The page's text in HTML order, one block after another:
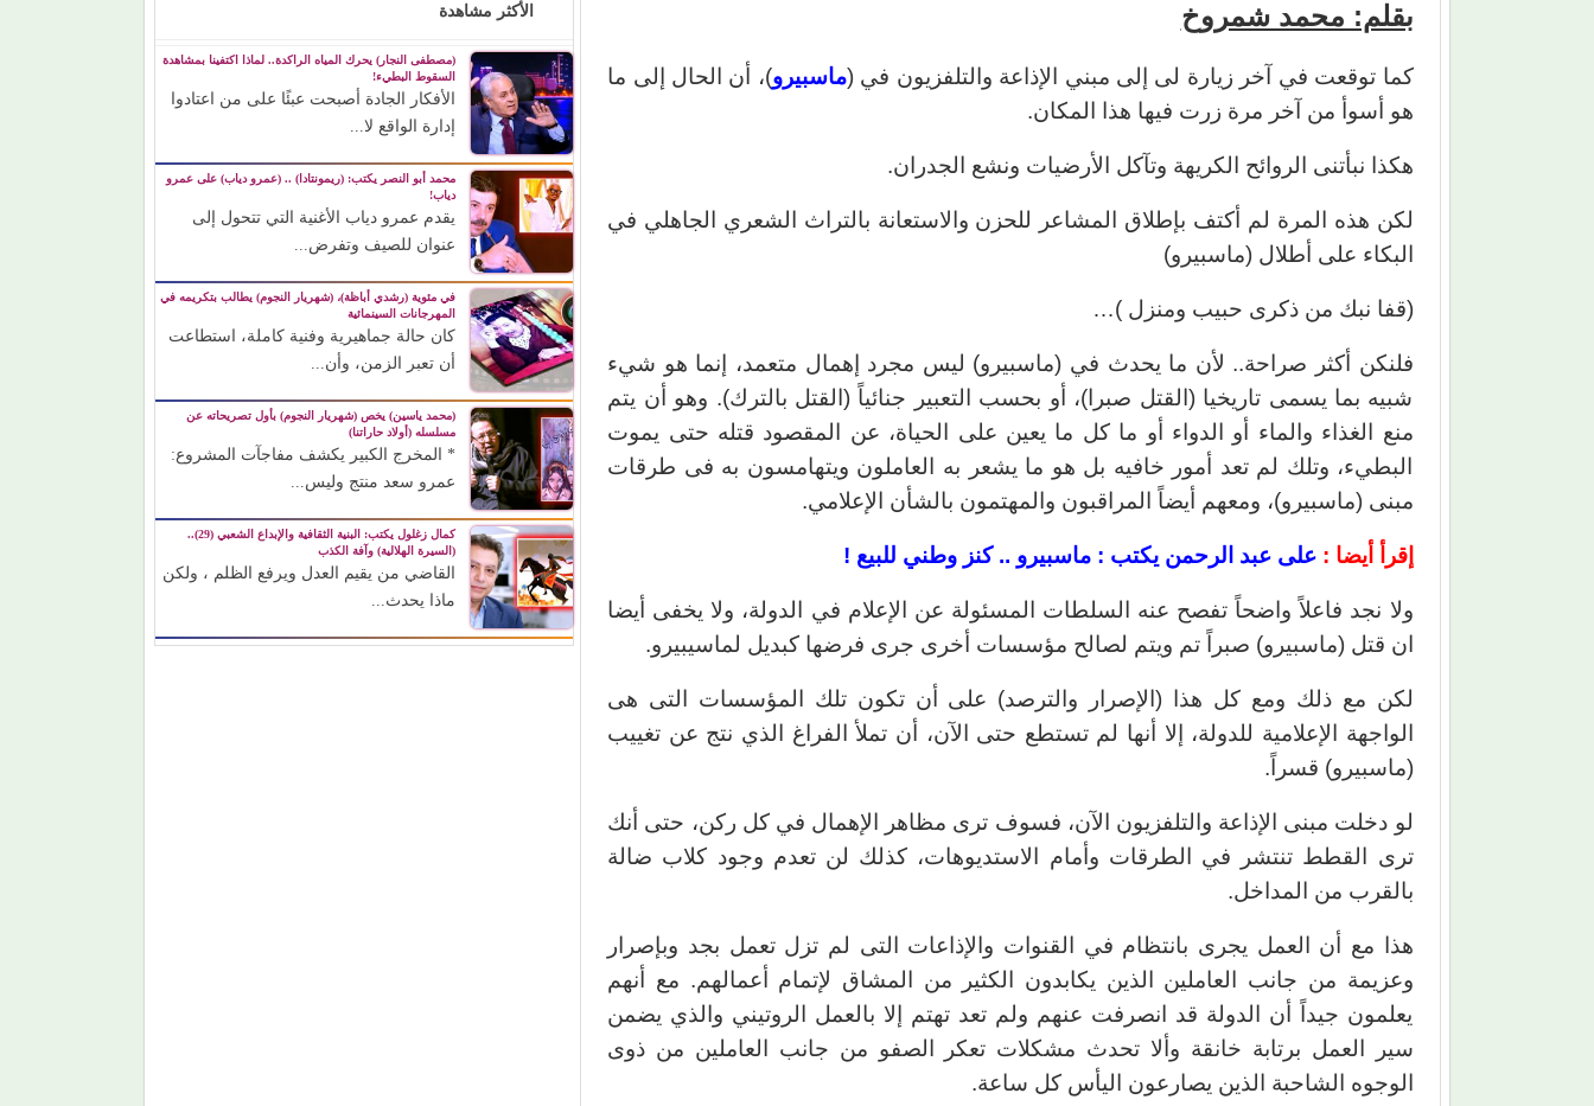
بقلم: محمد شمروخ
كما توقعت في آخر زيارة لى إلى مبني الإذاعة والتلفزيون في (ماسبيرو)، أن الحال إلى ما
هو أسوأ من آخر مرة زرت فيها هذا المكان.
هكذا نبأتنى الروائح الكريهة وتآكل الأرضيات ونشع الجدران.
لكن هذه المرة لم أكتف بإطلاق المشاعر للحزن والاستعانة بالتراث الشعري الجاهلي في
البكاء على أطلال (ماسبيرو)
(قفا نبك من ذكرى حبيب ومنزل )…
فلنكن أكثر صراحة.. لأن ما يحدث في (ماسبيرو) ليس مجرد إهمال متعمد، إنما هو شيء
شبيه بما يسمى تاريخيا (القتل صبرا)، أو بحسب التعبير جنائياً (القتل بالترك). وهو أن يتم
منع الغذاء والماء أو الدواء أو ما كل ما يعين على الحياة، عن المقصود قتله حتى يموت
البطيء، وتلك لم تعد أمور خافيه بل هو ما يشعر به العاملون ويتهامسون به فى طرقات
مبنى (ماسبيرو)، ومعهم أيضاً المراقبون والمهتمون بالشأن الإعلامي.
إقرأ أيضا :على عبد الرحمن يكتب : ماسبيرو .. كنز وطني للبيع !
ولا نجد فاعلاً واضحاً تفصح عنه السلطات المسئولة عن الإعلام في الدولة، ولا يخفى أيضا
ان قتل (ماسبيرو) صبراً تم ويتم لصالح مؤسسات أخرى جرى فرضها كبديل لماسيبيرو.
لكن مع ذلك ومع كل هذا (الإصرار والترصد) على أن تكون تلك المؤسسات التى هى
الواجهة الإعلامية للدولة، إلا أنها لم تستطع حتى الآن، أن تملأ الفراغ الذي نتج عن تغييب
(ماسبيرو) قسراً.
لو دخلت مبنى الإذاعة والتلفزيون الآن، فسوف ترى مظاهر الإهمال في كل ركن، حتى أنك
ترى القطط تنتشر في الطرقات وأمام الاستديوهات، كذلك لن تعدم وجود كلاب ضالة
بالقرب من المداخل.
هذا مع أن العمل يجرى بانتظام في القنوات والإذاعات التى لم تزل تعمل بجد وبإصرار
وعزيمة من جانب العاملين الذين يكابدون الكثير من المشاق لإتمام أعمالهم. مع أنهم
يعلمون جيداً أن الدولة قد انصرفت عنهم ولم تعد تهتم إلا بالعمل الروتيني والذي يضمن
سير العمل برتابة خانقة وألا تحدث مشكلات تعكر الصفو من جانب العاملين من ذوى
الوجوه الشاحبة الذين يصارعون اليأس كل ساعة.
الأكثر مشاهدة
(مصطفى النجار) يحرك المياه الراكدة.. لماذا اكتفينا بمشاهدة
السقوط البطيء!
الأفكار الجادة أصبحت عبئًا على من اعتادوا
إدارة الواقع لا...
محمد أبو النصر يكتب: (ريمونتادا) .. (عمرو دياب) على عمرو
دياب!
يقدم عمرو دياب الأغنية التي تتحول إلى
عنوان للصيف وتفرض...
في مئوية (رشدي أباظة)، (شهريار النجوم) يطالب بتكريمه في
المهرجانات السينمائية
كان حالة جماهيرية وفنية كاملة، استطاعت
أن تعبر الزمن، وأن...
(محمد ياسين) يخص (شهريار النجوم) بأول تصريحاته عن
مسلسله (أولاد حاراتنا)
* المخرج الكبير يكشف مفاجآت المشروع:
عمرو سعد منتج وليس...
كمال زغلول يكتب: البنية الثقافية والإبداع الشعبي (29)..
(السيرة الهلالية) وآفة الكذب
القاضي من يقيم العدل ويرفع الظلم ، ولكن
ماذا يحدث...